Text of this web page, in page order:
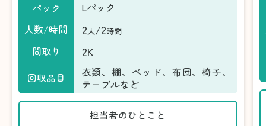
パック
Lパック
人数/時間
2人/2時間
間取り 2K
回収品目
衣類、棚、ベッド、布団、椅子、
テーブルなど
担当者のひとこと